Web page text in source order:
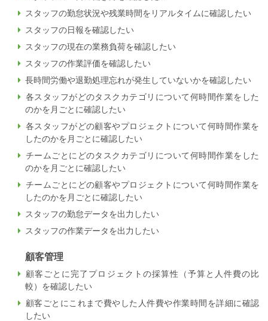
スタッフの勤怠状況や残業時間をリアルタイムに確認したい
スタッフの日報を確認したい
スタッフの現在の業務負荷を確認したい
スタッフの作業評価を確認したい
長時間労働や退勤処理忘れが発生していないかを確認したい
各スタッフがどのタスクカテゴリについて何時間作業をした
のかを月ごとに確認したい
各スタッフがどの顧客やプロジェクトについて何時間作業を
したのかを月ごとに確認したい
チームごとにどのタスクカテゴリについて何時間作業をした
のかを月ごとに確認したい
チームごとにどの顧客やプロジェクトについて何時間作業を
したのかを月ごとに確認したい
スタッフの勤怠データを出力したい
スタッフの作業データを出力したい
顧客管理
顧客ごとに完了プロジェクトの採算性（予算と人件費の比
較）を確認したい
顧客ごとにこれまで費やした人件費や作業時間を詳細に確認
したい